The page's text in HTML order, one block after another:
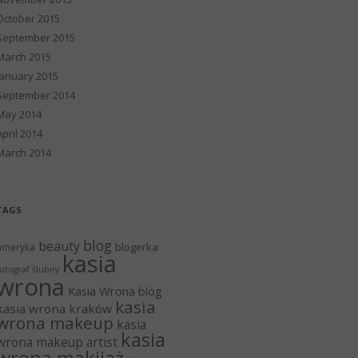
2015
2015
2015
2015
2014
2014
2014
2014
beauty blog blogerka
ślubny kasia
Kasia Wrona blog
wrona kraków kasia
makeup kasia
makeup artist kasia